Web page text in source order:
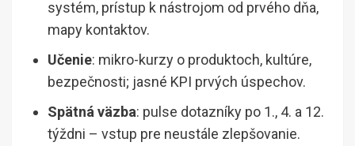
systém, prístup k nástrojom od prvého dňa,
mapy kontaktov.
Učenie: mikro-kurzy o produktoch, kultúre,
bezpečnosti; jasné KPI prvých úspechov.
Spätná väzba: pulse dotazníky po 1., 4. a 12.
týždni – vstup pre neustále zlepšovanie.